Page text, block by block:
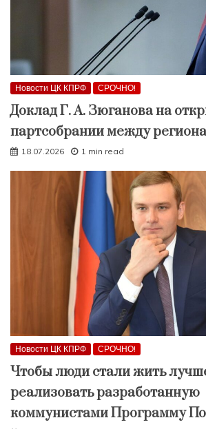
Новости ЦК КПРФ СРОЧНО!
Доклад Г. А. Зюганова на
партсобрании между
18.07.2026 1 min read
Новости ЦК КПРФ СРОЧНО!
Чтобы люди стали жить
реализовать разработанную
коммунистами Программу